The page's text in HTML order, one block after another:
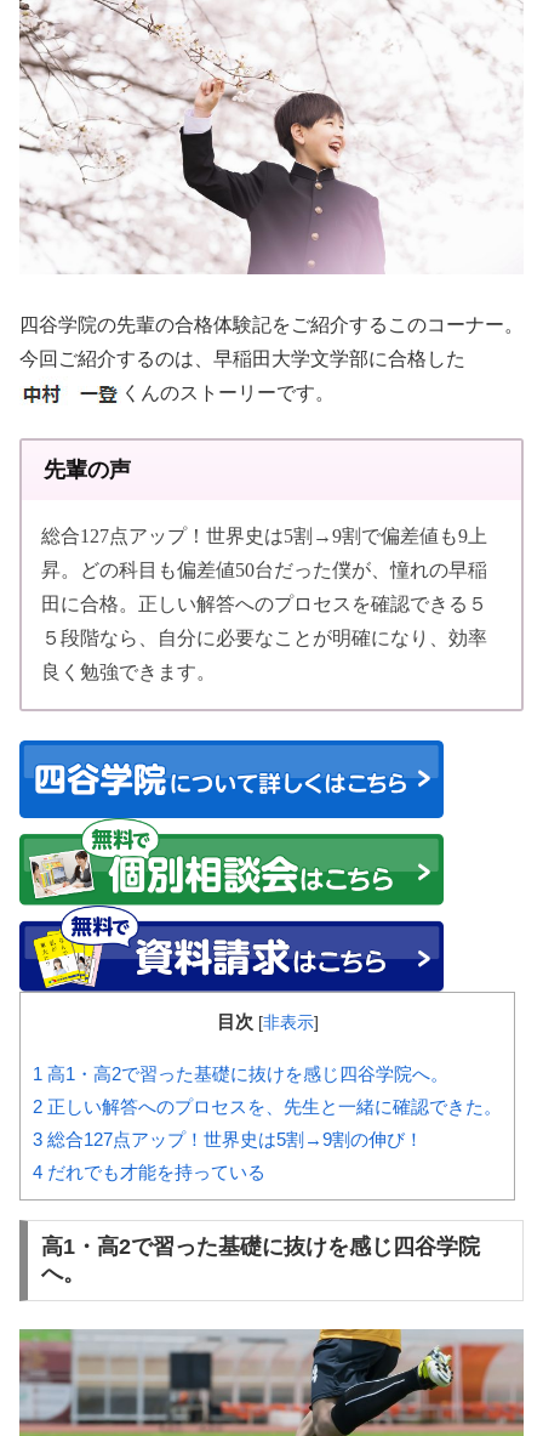
四谷学院の先輩の合格体験記をご紹介するこのコーナー。
今回ご紹介するのは、早稲田大学文学部に合格した
くんのストーリーです。
先輩の声
総合127点アップ！世界史は5割→9割で偏差値も9上
昇。どの科目も偏差値50台だった僕が、憧れの早稲
田に合格。正しい解答へのプロセスを確認できる５
５段階なら、自分に必要なことが明確になり、効率
良く勉強できます。
目次 [非表示]
1 高1・高2で習った基礎に抜けを感じ四谷学院へ。
2 正しい解答へのプロセスを、先生と一緒に確認できた。
3 総合127点アップ！世界史は5割→9割の伸び！
4 だれでも才能を持っている
高1・高2で習った基礎に抜けを感じ四谷学院
へ。